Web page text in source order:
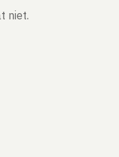
niet.